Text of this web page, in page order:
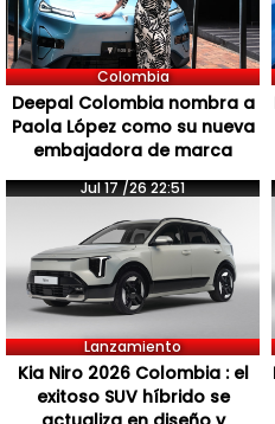
Colombia
Deepal Colombia nombra a
Paola López como su nueva
embajadora de marca
Jul 17 /26 22:51
Lanzamiento
Kia Niro 2026 Colombia : el
exitoso SUV híbrido se